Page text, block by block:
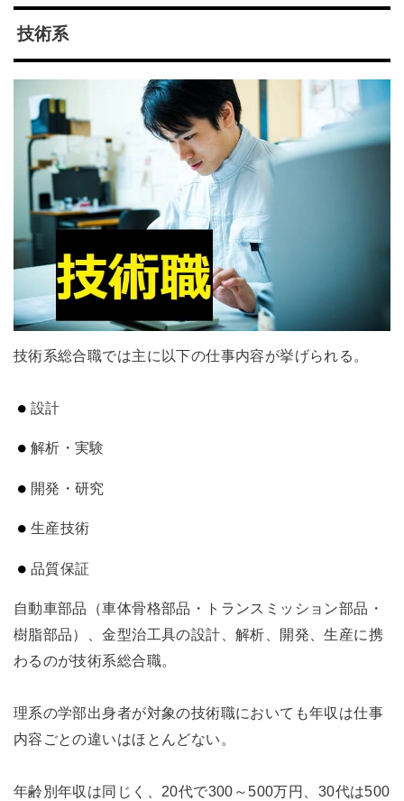
技術系
技術系総合職では主に以下の仕事内容が挙げられる。
設計
解析・実験
開発・研究
生産技術
品質保証
自動車部品（車体骨格部品・トランスミッション部品・
樹脂部品）、金型治工具の設計、解析、開発、生産に携
わるのが技術系総合職。
理系の学部出身者が対象の技術職においても年収は仕事
内容ごとの違いはほとんどない。
年齢別年収は同じく、20代で300～500万円、30代は500